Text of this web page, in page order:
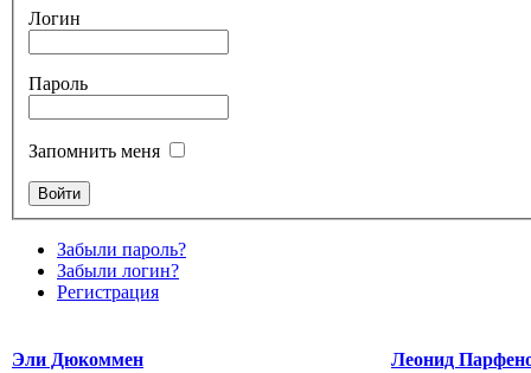
Логин
Пароль
Запомнить меня
Забыли пароль?
Забыли логин?
Регистрация
Эли Дюкоммен Леонид